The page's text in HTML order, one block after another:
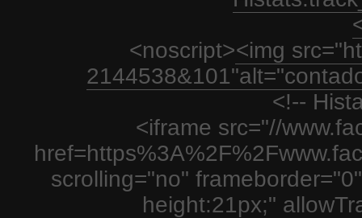
<noscript><img
<!--
<iframe src="//
scrolling="no"
height:21px;"